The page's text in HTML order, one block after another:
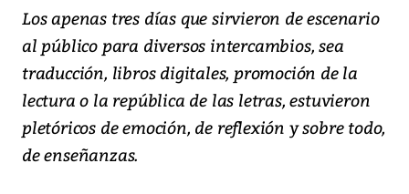
Los apenas tres días que sirvieron de escenario
al público para diversos intercambios, sea
traducción, libros digitales, promoción de la
lectura o la república de las letras, estuvieron
pletóricos de emoción, de reflexión y sobre todo,
de enseñanzas.